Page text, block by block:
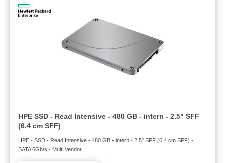
HPE SSD - Read Intensive - 480 GB - intern - 2.5" SFF
(6.4 cm SFF)
HPE - SSD - Read Intensive - 480 GB - intern - 2.5" SFF (6.4 cm SFF) -
SATA 6Gb/s - Multi Vendor